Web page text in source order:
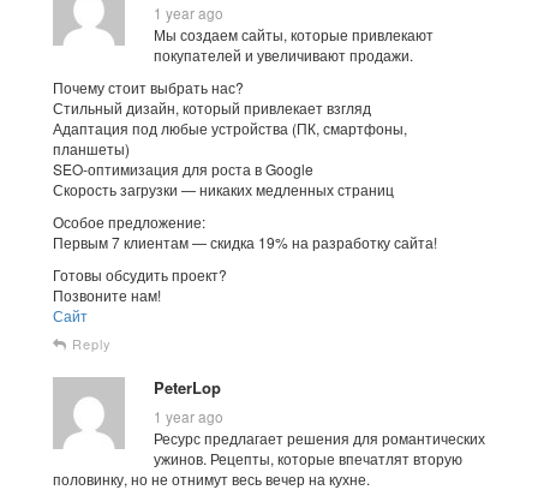
1 year ago
Мы создаем сайты, которые привлекают
покупателей и увеличивают продажи.
Почему стоит выбрать нас?
Стильный дизайн, который привлекает взгляд
Адаптация под любые устройства (ПК, смартфоны,
планшеты)
SEO-оптимизация для роста в Google
Скорость загрузки — никаких медленных страниц
Особое предложение:
Первым 7 клиентам — скидка 19% на разработку сайта!
Готовы обсудить проект?
Позвоните нам!
Сайт
Reply
PeterLop
1 year ago
Ресурс предлагает решения для романтических
ужинов. Рецепты, которые впечатлят вторую
половинку, но не отнимут весь вечер на кухне.